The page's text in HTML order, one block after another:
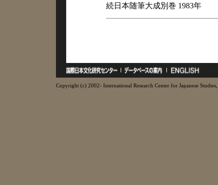
続日本随筆大成別巻 1983年
Copyright (c) 2002- International Research Center for Japanese